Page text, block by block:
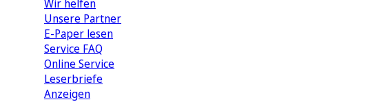
Wir helfen
Unsere Partner
E-Paper lesen
Service FAQ
Online Service
Leserbriefe
Anzeigen